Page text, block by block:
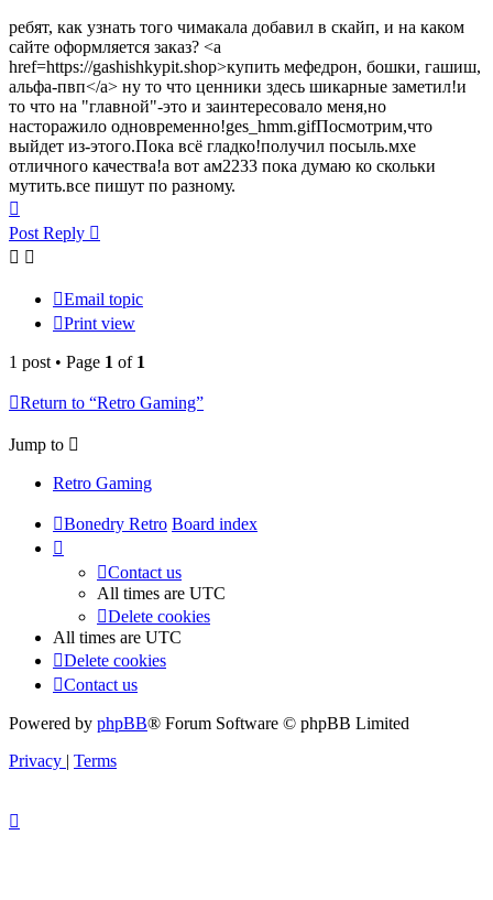
ребят, как узнать того чимакала добавил в скайп, и на каком
сайте оформляется заказ? <a
href=https://gashishkypit.shop>купить мефедрон, бошки, гашиш,
альфа-пвп</a> ну то что ценники здесь шикарные заметил!и
то что на "главной"-это и заинтересовало меня,но
насторажило одновременно!ges_hmm.gifПосмотрим,что
выйдет из-этого.Пока всё гладко!получил посыль.мхе
отличного качества!а вот ам2233 пока думаю ко скольки
мутить.все пишут по разному.
Post Reply
Email topic
Print view
1 post • Page 1 of 1
Return to “Retro Gaming”
Jump to
Retro Gaming
Bonedry Retro Board index
Contact us
All times are UTC
Delete cookies
All times are UTC
Delete cookies
Contact us
Powered by phpBB® Forum Software © phpBB Limited
Privacy | Terms